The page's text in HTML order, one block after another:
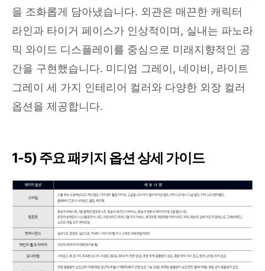
을 조화롭게 담아냈습니다. 외관은 매끈한 캐릭터
라인과 타이거 페이스가 인상적이며, 실내는 파노라
믹 와이드 디스플레이를 중심으로 미래지향적인 공
간을 구현했습니다. 미디엄 그레이, 네이비, 라이트
그레이 세 가지 인테리어 컬러와 다양한 외장 컬러
옵션을 제공합니다.
1-5) 주요 패키지 옵션 상세 가이드